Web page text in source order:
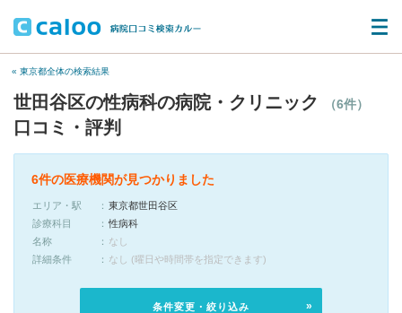
« 東京都全体の検索結果
世田谷区の性病科の病院・クリニック （6件）
口コミ・評判
6件の医療機関が見つかりました
エリア・駅
東京都世田谷区
診療科目
性病科
名称
なし
詳細条件
なし (曜日や時間帯を指定できます)
条件変更・絞り込み